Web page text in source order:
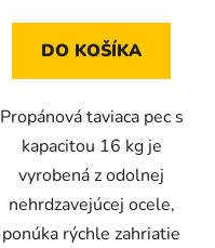
DO KOŠÍKA
Propánová taviaca pec s
kapacitou 16 kg je
vyrobená z odolnej
nehrdzavejúcej ocele,
ponúka rýchle zahriatie